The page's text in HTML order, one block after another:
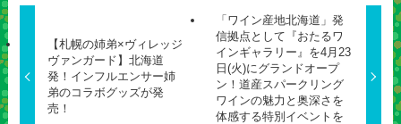
【札幌の姉弟×ヴィレッジ
ヴァンガード】北海道
発！インフルエンサー姉
弟のコラボグッズが発
売！
「ワイン産地北海道」発
信拠点として『おたるワ
インギャラリー』を4月23
日(火)にグランドオープ
ン！道産スパークリング
ワインの魅力と奥深さを
体感する特別イベントを